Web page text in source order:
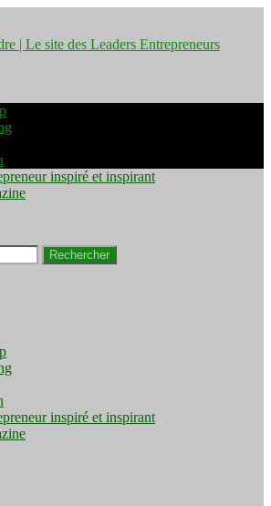
Pourquoi
inspiré et inspirant
inspiré et inspirant